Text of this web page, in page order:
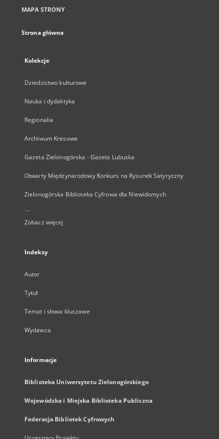
MAPA STRONY
Strona główna
Kolekcje
Dziedzictwo kulturowe
Nauka i dydaktyka
Regionalia
Archiwum Kresowe
Gazeta Zielonogórska - Gazeta Lubuska
Otwarty Międzynarodowy Konkurs na Rysunek Satyryczny
Zielonogórska Biblioteka Cyfrowa dla Niewidomych
...
Zobacz więcej
Indeksy
Autor
Tytuł
Temat i słowa kluczowe
Wydawca
Informacje
Biblioteka Uniwersytetu Zielonogórskiego
Wojewódzka i Miejska Biblioteka Publiczna
Federacja Bibliotek Cyfrowych